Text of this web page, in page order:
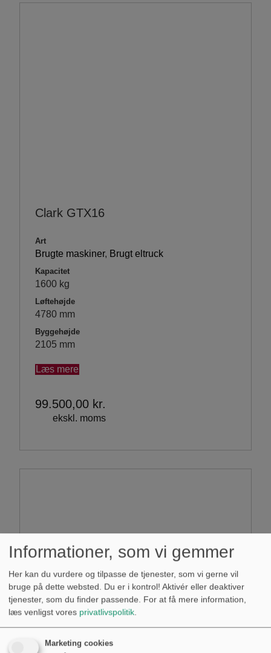
Clark GTX16
Art
Brugte maskiner, Brugt eltruck
Kapacitet
1600 kg
Løftehøjde
4780 mm
Byggehøjde
2105 mm
Læs mere
99.500,00 kr.
ekskl. moms
Informationer, som vi gemmer
Her kan du vurdere og tilpasse de tjenester, som vi gerne vil
bruge på dette websted. Du er i kontrol! Aktivér eller deaktiver
tjenester, som du finder passende. For at få mere information,
læs venligst vores privatlivspolitik
Marketing cookies